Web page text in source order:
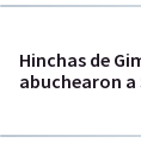
Hinchas de
abuchearon a